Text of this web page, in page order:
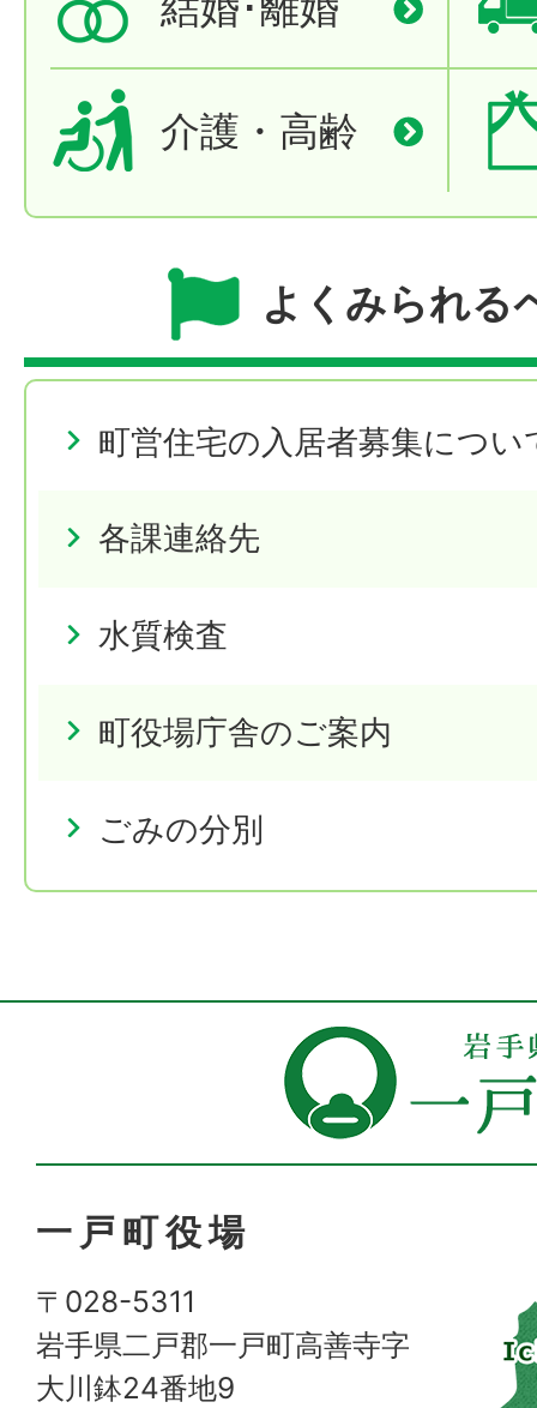
介護・高齢
よくみられる
町営住宅の入居者募集につい
各課連絡先
水質検査
町役場庁舎のご案内
ごみの分別
一戸町役場
〒028-5311
岩手県二戸郡一戸町高善寺字
大川鉢24番地9